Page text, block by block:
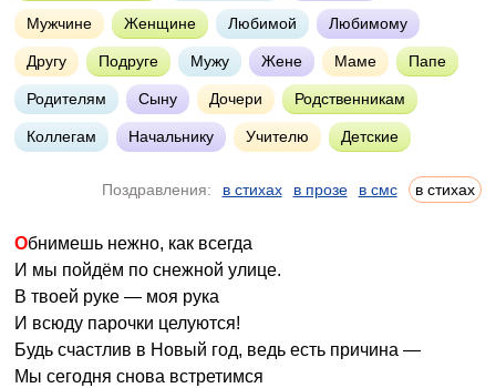
Мужчине Женщине Любимой Любимому
Другу Подруге Мужу Жене Маме Папе
Родителям Сыну Дочери Родственникам
Коллегам Начальнику Учителю Детские
Поздравления: в стихах в прозе в смс в стихах
Обнимешь нежно, как всегда
И мы пойдём по снежной улице.
В твоей руке — моя рука
И всюду парочки целуются!
Будь счастлив в Новый год, ведь есть причина —
Мы сегодня снова встретимся